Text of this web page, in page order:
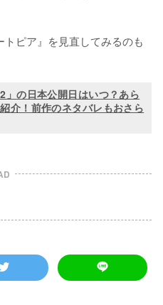
ピア』を見直してみるのも
」の日本公開日はいつ？あら
介！前作のネタバレもおさら